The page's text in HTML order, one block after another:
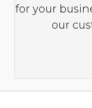
for your
our